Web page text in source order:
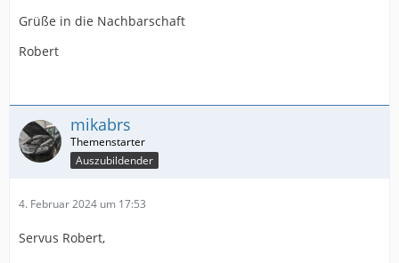
Grüße in die Nachbarschaft
Robert
mikabrs
Auszubildender
4. Februar 2024 um 17:53
Servus Robert,